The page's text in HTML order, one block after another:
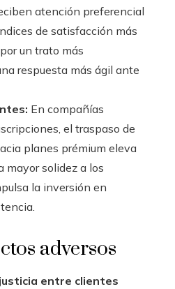
atención preferencial
de satisfacción más
un trato más
respuesta más ágil ante
En compañías
el traspaso de
planes prémium eleva
mayor solidez a los
la inversión en
adversos
entre clientes